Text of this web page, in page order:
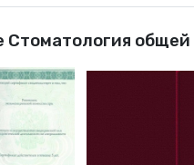
Стоматология